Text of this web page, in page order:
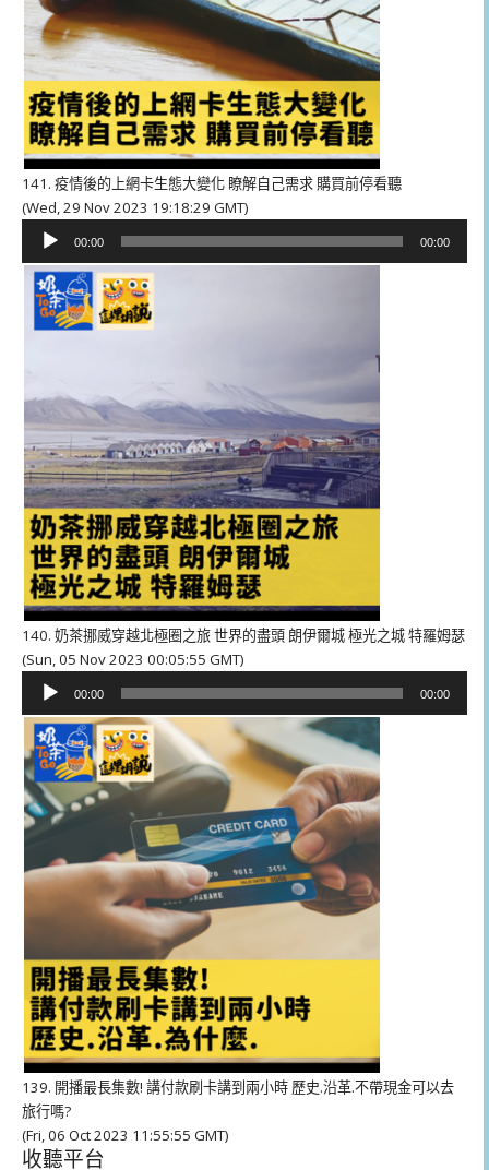
141. 疫情後的上網卡生態大變化 瞭解自己需求 購買前停看聽
(Wed, 29 Nov 2023 19:18:29 GMT)
播
器
00:00 00:00
140. 奶茶挪威穿越北極圈之旅 世界的盡頭 朗伊爾城 極光之城 特羅姆瑟
(Sun, 05 Nov 2023 00:05:55 GMT)
播
放
器
00:00 00:00
139. 開播最長集數! 講付款刷卡講到兩小時 歷史.沿革.不帶現金可以去
旅行嗎?
(Fri, 06 Oct 2023 11:55:55 GMT)
收聽平台